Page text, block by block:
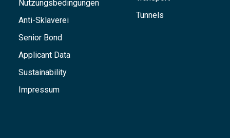
Nutzungsbedingungen
Anti-Sklaverei
Senior Bond
Applicant Data
Sustainability
Impressum
Tunnels